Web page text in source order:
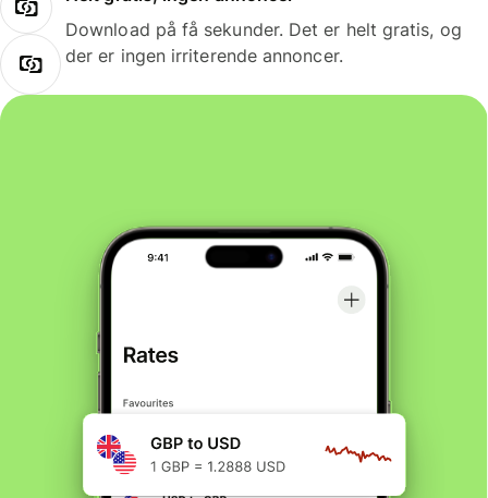
Download på få sekunder. Det er helt gratis, og
der er ingen irriterende annoncer.